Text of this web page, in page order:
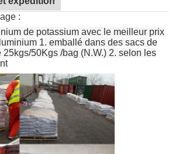
:
de potassium avec le meilleur prix
1. emballé dans des sacs de
25kgs/50Kgs /bag (N.W.) 2. selon les